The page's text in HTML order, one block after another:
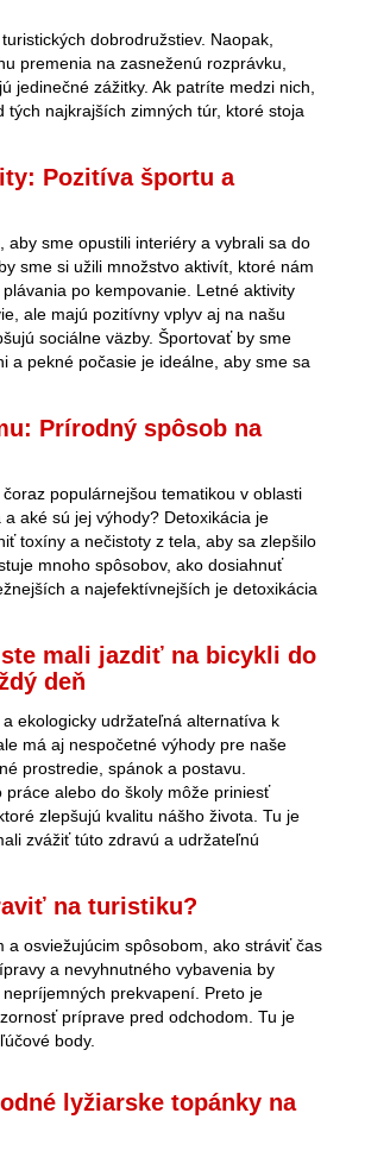
dobrodružstiev. Naopak,
premenia na zasneženú rozprávku,
jedinečné zážitky. Ak patríte medzi nich,
najkrajších zimných túr, ktoré stoja
Pozitíva športu a
aby sme opustili interiéry a vybrali sa do
sme si užili množstvo aktivít, ktoré nám
po kempovanie. Letné aktivity
ale majú pozitívny vplyv aj na našu
sociálne väzby. Športovať by sme
a pekné počasie je ideálne, aby sme sa
Prírodný spôsob na
populárnejšou tematikou v oblasti
aké sú jej výhody? Detoxikácia je
toxíny a nečistoty z tela, aby sa zlepšilo
mnoho spôsobov, ako dosiahnuť
a najefektívnejších je detoxikácia
mali jazdiť na bicykli do
deň
ekologicky udržateľná alternatíva k
má aj nespočetné výhody pre naše
prostredie, spánok a postavu.
práce alebo do školy môže priniesť
zlepšujú kvalitu nášho života. Tu je
zvážiť túto zdravú a udržateľnú
na turistiku?
a osviežujúcim spôsobom, ako stráviť čas
a nevyhnutného vybavenia by
prekvapení. Preto je
príprave pred odchodom. Tu je
body.
lyžiarske topánky na